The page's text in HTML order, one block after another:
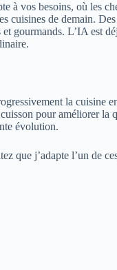
à vos besoins, où les
cuisines de demain.
gourmands. L’IA est
la cuisine
pour améliorer la
évolution.
que j’adapte l’un de